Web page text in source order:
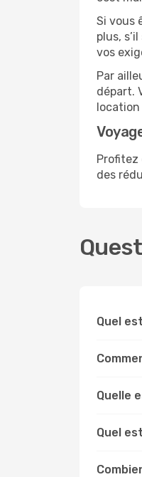
Si vous
plus,
vos
Par
départ.
location
Profitez
des
Quel
Quelle
Quel